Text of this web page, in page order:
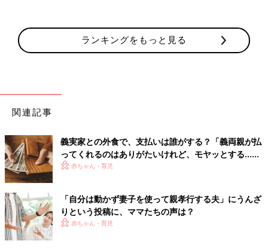
を理由に距離おけそうですけどね」
「子どもが大きくなるまでの、あと数年じゃないですかね。中学
ポーツ少年団や習い事をしたらどうですか。子どもの用事なら仕
方ないですよね。
ただ、お子さんが祖父母に会うのを楽しみにしているのなら、そ
れを奪うのは親としてどうかと思います。」
は？
「義両親と同居する私は負け組なんでしょう
か。立ち直れません」というママの声が、口コ
ミサイト「ウィメンズパーク」に寄せられまし
ランキングをもっと見る
関連記事
義実家との外食で、支払いは誰がする？「義両親が払
ってくれるのはありがたいけれど、モヤッとする…」
という複雑な声も…
赤ちゃん・育児
「自分は動かず妻子を使って親孝行する夫」にうんざ
りという投稿に、ママたちの声は？
赤ちゃん・育児